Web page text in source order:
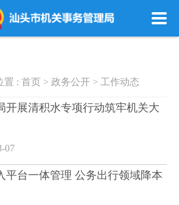
置 : 首页 > 政务公开 > 工作动态
开展清积水专项行动筑牢机关大
07
平台一体管理 公务出行领域降本